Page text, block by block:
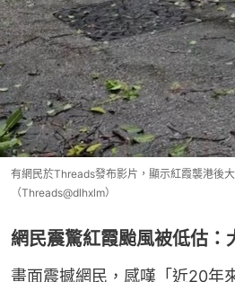
有網民於Threads發布影片，顯示紅霞襲港後
（Threads@dlhxlm）
網民震驚紅霞颱風被低估
畫面震撼網民，感嘆「近20年